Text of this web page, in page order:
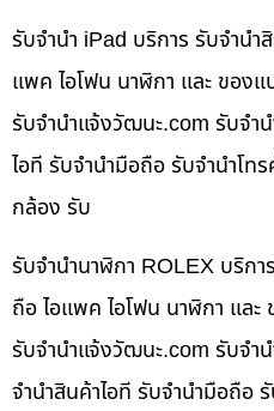
รับจำนำ iPad บริการ รับจำนำ
แพค ไอโฟน นาฬิกา และ ของ
รับจํานําแจ้งวัฒนะ.com รับจำ
ไอที รับจำนำมือถือ รับจำนำโท
กล้อง รับ
รับจำนำนาฬิกา ROLEX บริกา
ถือ ไอแพค ไอโฟน นาฬิกา แล
รับจํานําแจ้งวัฒนะ.com รับจำ
จำนำสินค้าไอที รับจำนำมือถือ